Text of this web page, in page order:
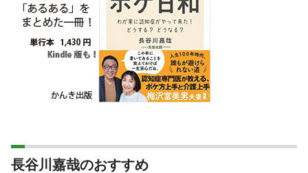
長谷川嘉哉のおすすめ